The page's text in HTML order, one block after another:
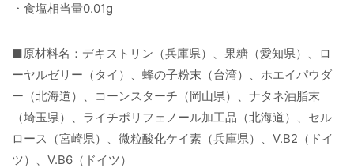
・食塩相当量0.01g
■原材料名：デキストリン（兵庫県）、果糖（愛知県）、ロ
ーヤルゼリー（タイ）、蜂の子粉末（台湾）、ホエイパウダ
ー（北海道）、コーンスターチ（岡山県）、ナタネ油脂末
（埼玉県）、ライチポリフェノール加工品（北海道）、セル
ロース（宮崎県）、微粒酸化ケイ素（兵庫県）、V.B2（ドイ
ツ）、V.B6（ドイツ）